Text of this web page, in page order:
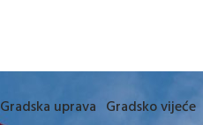
Gradska uprava Gradsko vijeće